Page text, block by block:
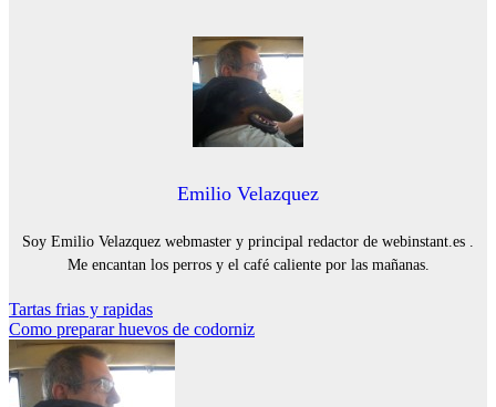
Emilio Velazquez
Soy Emilio Velazquez webmaster y principal redactor de webinstant.es .
Me encantan los perros y el café caliente por las mañanas.
Navegación
de
entradas
Tartas frias y rapidas
Como preparar huevos de codorniz